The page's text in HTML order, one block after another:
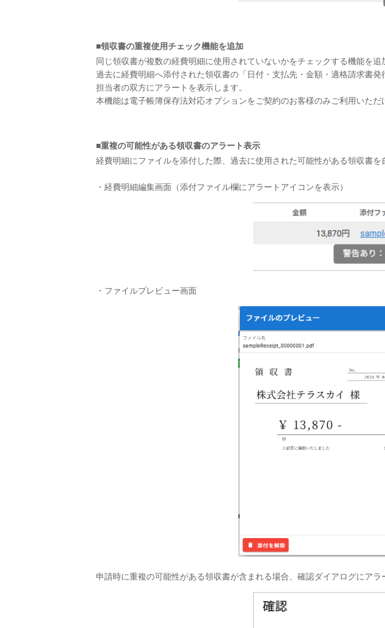
■領収書の重複使用チェック機能を追加
同じ領収書が複数の経費明細に使用されていないかをチェックする機能を追
過去に経費明細へ添付された領収書の「日付・支払先・金額・適格請求書
担当者の双方にアラートを表示します。
本機能は電子帳簿保存法対応オプションをご契約のお客様のみご利用いただ
■重複の可能性がある領収書のアラート表示
経費明細にファイルを添付した際、過去に使用された可能性がある領収書
・経費明細編集画面（添付ファイル欄にアラートアイコンを表示）
・ファイルプレビュー画面
申請時に重複の可能性がある領収書が含まれる場合、確認ダイアログにア